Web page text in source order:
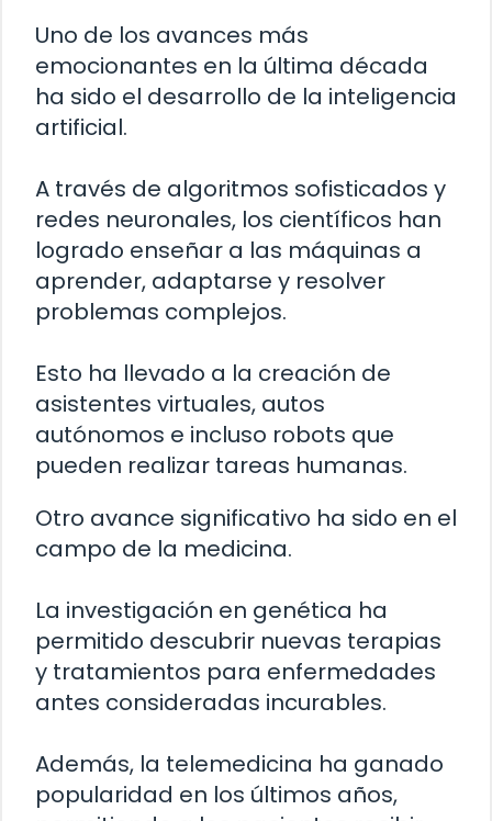
Uno de los avances más
emocionantes en la última década
ha sido el desarrollo de la inteligencia
artificial.
A través de algoritmos sofisticados y
redes neuronales, los científicos han
logrado enseñar a las máquinas a
aprender, adaptarse y resolver
problemas complejos.
Esto ha llevado a la creación de
asistentes virtuales, autos
autónomos e incluso robots que
pueden realizar tareas humanas.
Otro avance significativo ha sido en el
campo de la medicina.
La investigación en genética ha
permitido descubrir nuevas terapias
y tratamientos para enfermedades
antes consideradas incurables.
Además, la telemedicina ha ganado
popularidad en los últimos años,